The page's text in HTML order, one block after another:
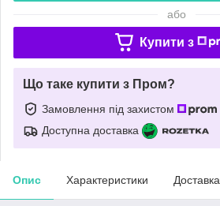
або
Купити з
Що таке купити з Пром?
Замовлення під захистом
Доступна доставка
Опис Характеристики Доставка